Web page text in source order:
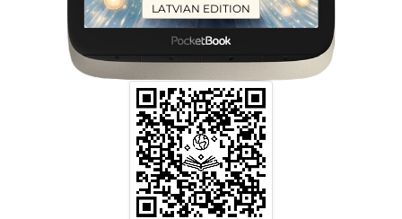
LATVIAN EDITION